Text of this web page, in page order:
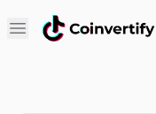
Open main menu